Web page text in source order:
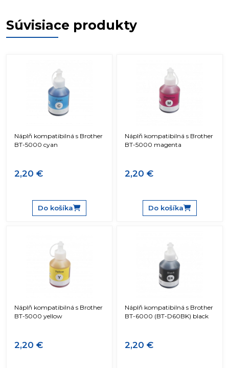
Súvisiace produkty
Náplň kompatibilná s Brother
BT-5000 cyan
2,20 €
Do košíka
Náplň kompatibilná s Brother
BT-5000 magenta
2,20 €
Do košíka
Náplň kompatibilná s Brother
BT-5000 yellow
2,20 €
Náplň kompatibilná s Brother
BT-6000 (BT-D60BK) black
2,20 €